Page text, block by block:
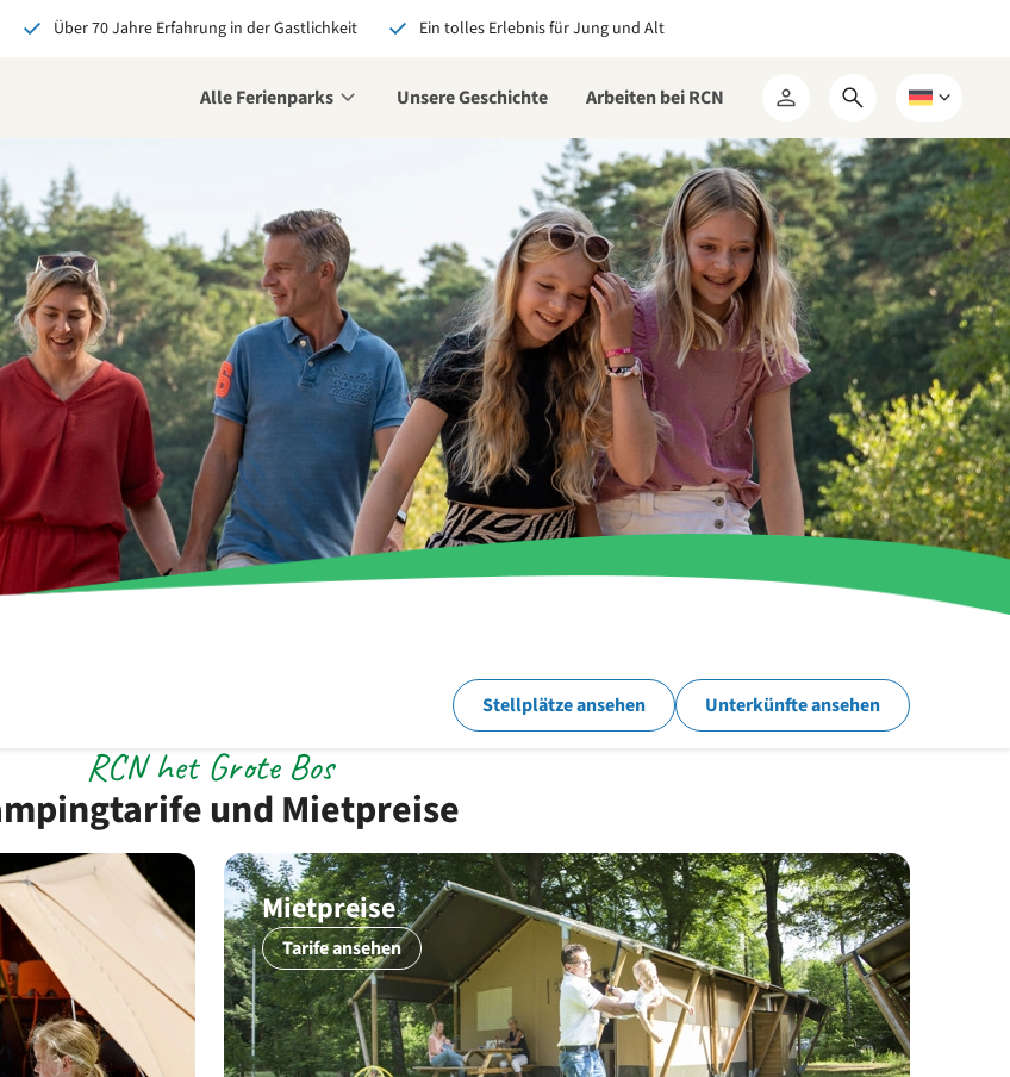
Über 70 Jahre Erfahrung in der Gastlichkeit Ein tolles Erlebnis für Jung und Alt
Alle Ferienparks Unsere Geschichte Arbeiten bei RCN
Mein
RCN
Suchformular
öffnen
Wählen
Sie
eine
Sprache
Stellplätze ansehen Unterkünfte ansehen
und Mietpreise
RCN het Grote Bos
Mietpreise
Tarife ansehen